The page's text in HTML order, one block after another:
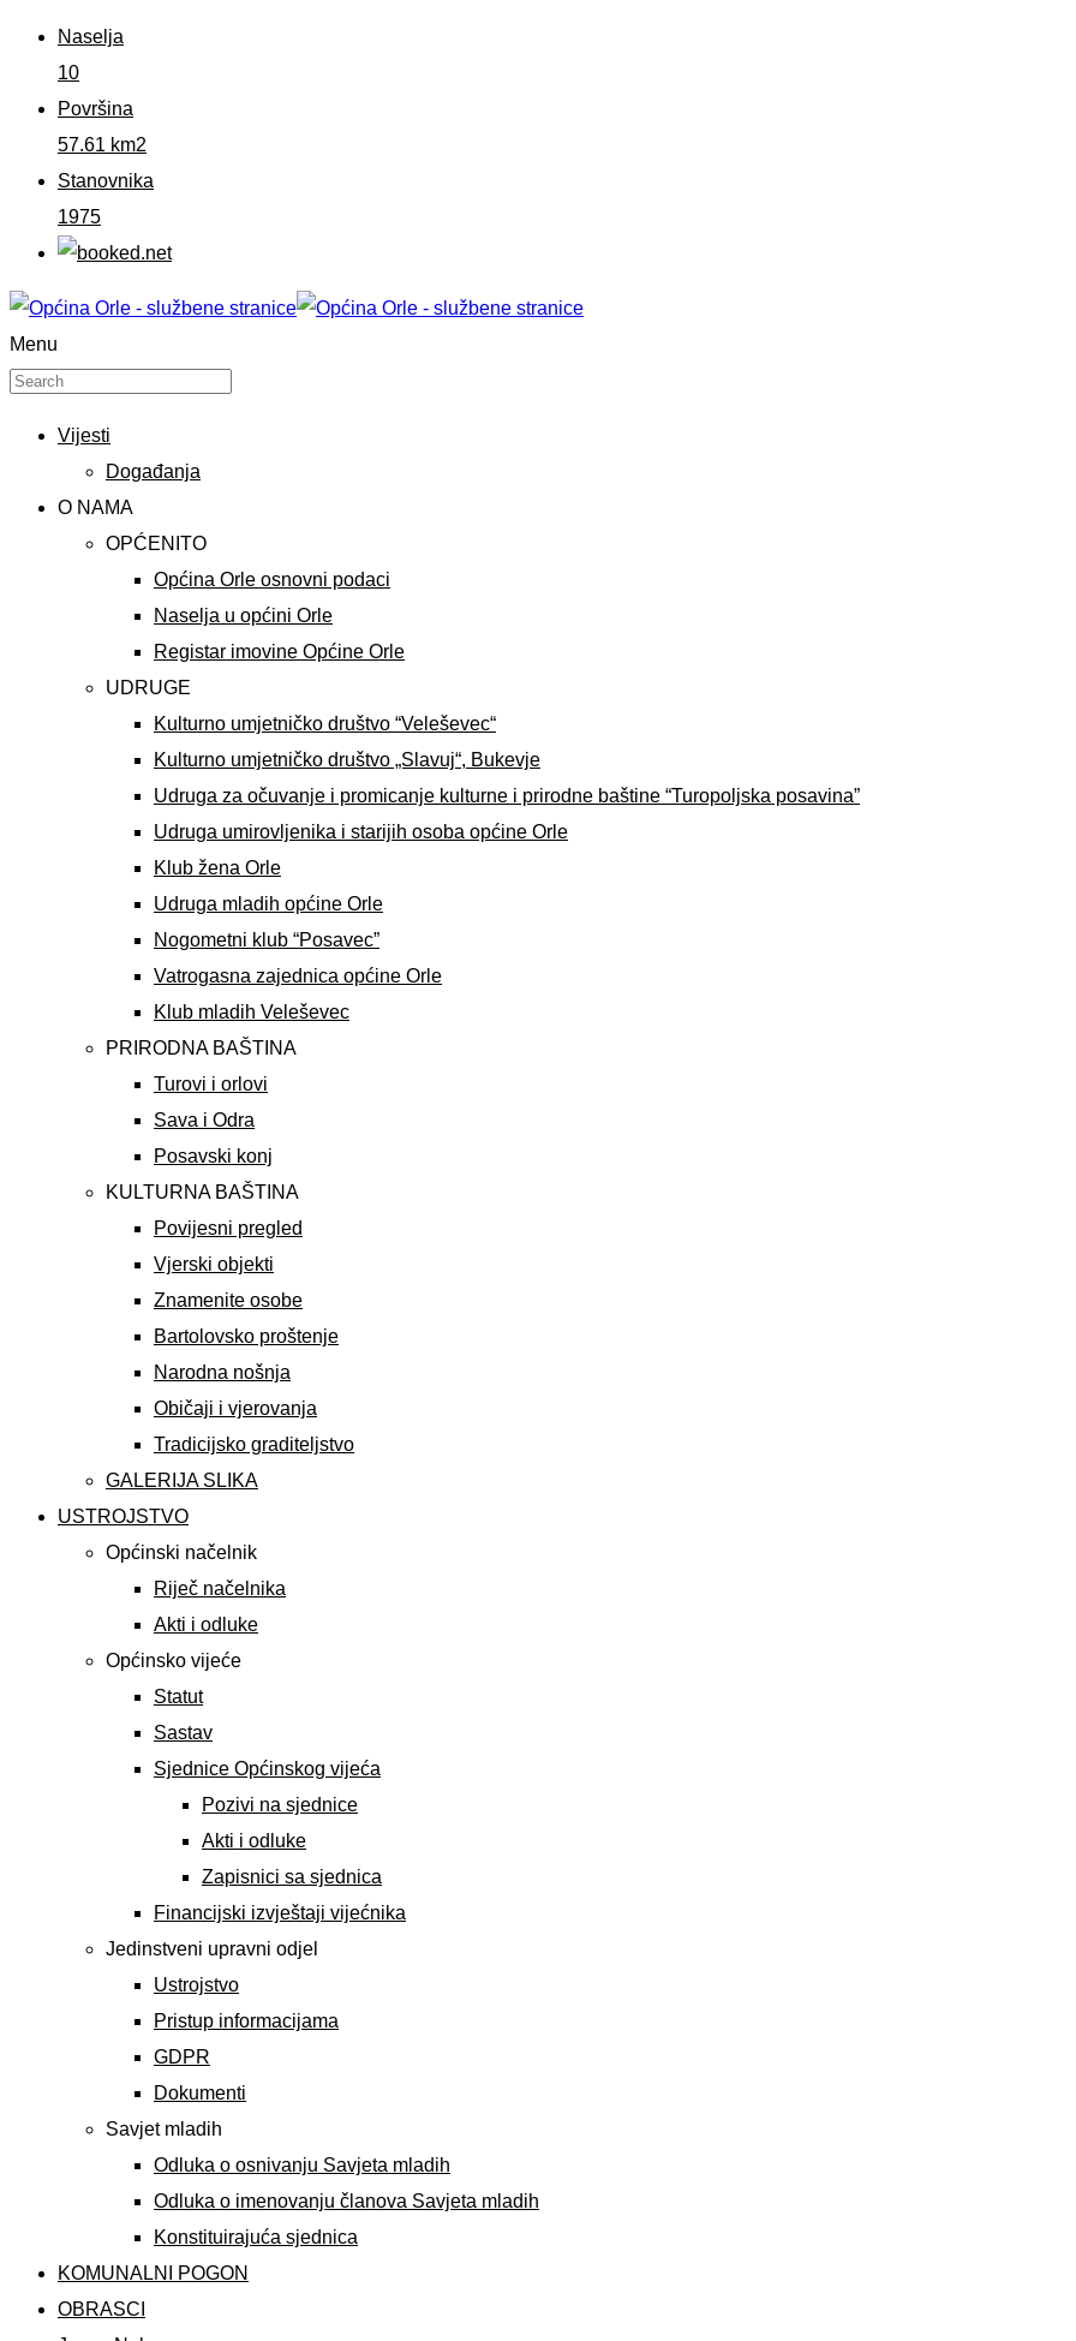
Naselja
10
Površina
57.61 km2
Stanovnika
1975
Menu
Vijesti
Događanja
O NAMA
OPĆENITO
Općina Orle osnovni podaci
Naselja u općini Orle
Registar imovine Općine Orle
UDRUGE
Kulturno umjetničko društvo “Veleševec“
Kulturno umjetničko društvo „Slavuj“, Bukevje
Udruga za očuvanje i promicanje kulturne i prirodne baštine “Turopoljska posavina”
Udruga umirovljenika i starijih osoba općine Orle
Klub žena Orle
Udruga mladih općine Orle
Nogometni klub “Posavec”
Vatrogasna zajednica općine Orle
Klub mladih Veleševec
PRIRODNA BAŠTINA
Turovi i orlovi
Sava i Odra
Posavski konj
KULTURNA BAŠTINA
Povijesni pregled
Vjerski objekti
Znamenite osobe
Bartolovsko proštenje
Narodna nošnja
Običaji i vjerovanja
Tradicijsko graditeljstvo
GALERIJA SLIKA
USTROJSTVO
Općinski načelnik
Riječ načelnika
Akti i odluke
Općinsko vijeće
Statut
Sastav
Sjednice Općinskog vijeća
Pozivi na sjednice
Akti i odluke
Zapisnici sa sjednica
Financijski izvještaji vijećnika
Jedinstveni upravni odjel
Ustrojstvo
Pristup informacijama
GDPR
Dokumenti
Savjet mladih
Odluka o osnivanju Savjeta mladih
Odluka o imenovanju članova Savjeta mladih
Konstituirajuća sjednica
KOMUNALNI POGON
OBRASCI